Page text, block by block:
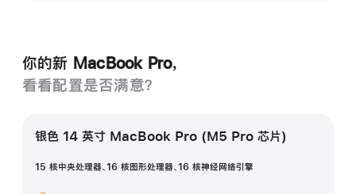
你的新 MacBook Pro，
看看配置是否满意？
银色 14 英寸 MacBook Pro (M5 Pro 芯片)
15 核中央处理器、16 核图形处理器、16 核神经网络引擎